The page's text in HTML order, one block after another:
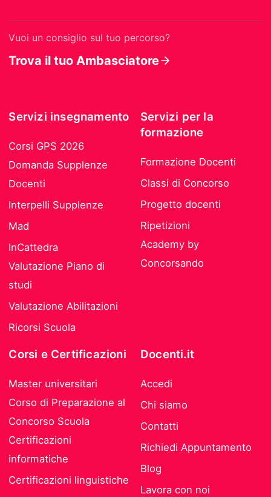
Vuoi un consiglio sul tuo percorso?
Trova il tuo Ambasciatore
Servizi insegnamento
Corsi GPS 2026
Domanda Supplenze
Docenti
Interpelli Supplenze
Mad
InCattedra
Valutazione Piano di
studi
Valutazione Abilitazioni
Ricorsi Scuola
Servizi per la
formazione
Formazione Docenti
Classi di Concorso
Progetto docenti
Ripetizioni
Academy by
Concorsando
Corsi e Certificazioni
Master universitari
Corso di Preparazione al
Concorso Scuola
Certificazioni
informatiche
Certificazioni linguistiche
Docenti.it
Accedi
Chi siamo
Contatti
Richiedi Appuntamento
Blog
Lavora con noi